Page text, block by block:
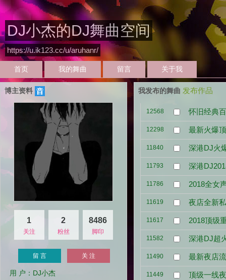
DJ小杰的DJ舞曲空间
https://u.ik123.cc/u/aruhanr/
首页 我的舞曲 留言 关于我
博主资料
1
关注
2
粉丝
8486
脚印
留 言 关 注
用 户：DJ小杰
我发布的舞曲 发布作品
12568 怀旧经典
12298 最新火爆
11840 深港DJ火
11793 深港
11786 2018全女
11619 夜店全新
11617 2018顶级
11582 深港DJ超
11490 最新夜店
11449 顶级一线